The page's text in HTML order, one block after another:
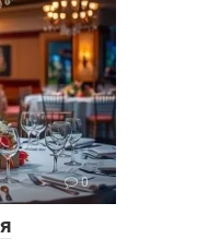
0